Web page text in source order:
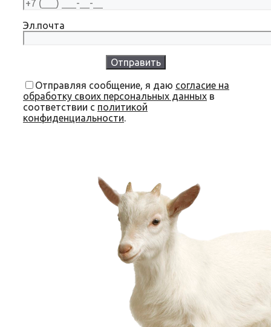
Эл.почта
Отправляя сообщение, я даю согласие на
обработку своих персональных данных в
соответствии с политикой
конфиденциальности.